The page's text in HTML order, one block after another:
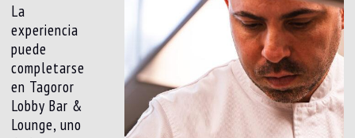
La
experiencia
puede
completarse
en Tagoror
Lobby Bar &
Lounge, uno